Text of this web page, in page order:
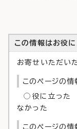
この情報はお役
お寄せいただい
このページの
役に立った
なかった
このページの